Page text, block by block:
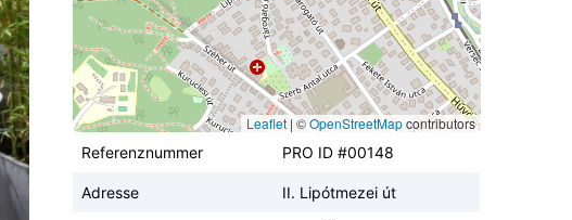
Leaflet | ©OpenStreetMapcontributors
Referenznummer
PRO ID #00148
Adresse II. Lipótmezei út